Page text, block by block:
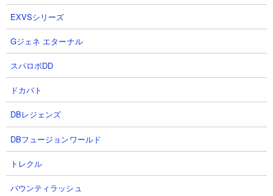
空、覚醒ムートという編成。有限沸きの雑魚を総力戦で片づけた
あとは、ラミエルが前に出てこないようにエイリアンわんこを処
かかりますが、まったく危なげなくクリアが可能です。
EXVSシリーズ
Gジェネ エターナル
スパロボDD
ドカバト
DBレジェンズ
DBフュージョンワールド
トレクル
バウンティラッシュ